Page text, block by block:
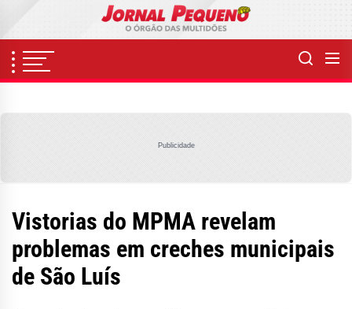
content
Publicidade
Vistorias do MPMA revelam
problemas em creches municipais
de São Luís